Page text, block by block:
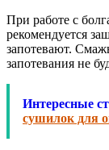
При работе с
рекомендуется
запотевают.
запотевания не
Интересные
сушилок для